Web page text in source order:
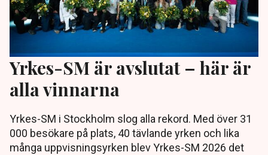
Yrkes-SM är avslutat – här är
alla vinnarna
Yrkes-SM i Stockholm slog alla rekord. Med över 31
000 besökare på plats, 40 tävlande yrken och lika
många uppvisningsyrken blev Yrkes-SM 2026 det